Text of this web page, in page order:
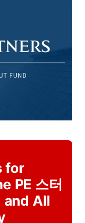
for
PE 스터
and All